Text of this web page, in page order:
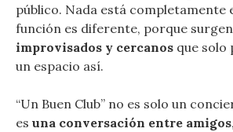
público. Nada está completamente
función es diferente, porque surgen
improvisados y cercanos que solo
un espacio así.
“Un Buen Club” no es solo un
es una conversación entre amigos